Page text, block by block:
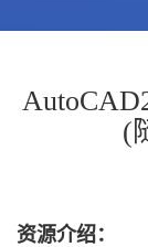
(
资源介绍：